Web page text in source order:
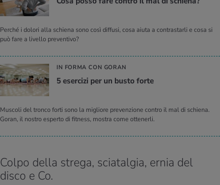
Perché i dolori alla schiena sono così diffusi, cosa aiuta a contrastarli e cosa si
può fare a livello preventivo?
IN FORMA CON GORAN
5 eser­ci­zi per un busto forte
Muscoli del tronco forti sono la migliore prevenzione contro il mal di schiena.
Goran, il nostro esperto di fitness, mostra come ottenerli.
Colpo della strega, sciatalgia, ernia del
disco e Co.